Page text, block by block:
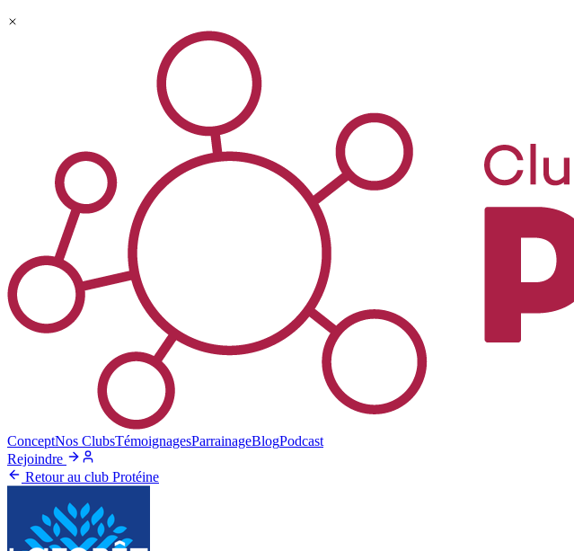
ConceptNos ClubsTémoignagesParrainageBlogPodcast
Rejoindre
Retour au club Protéine